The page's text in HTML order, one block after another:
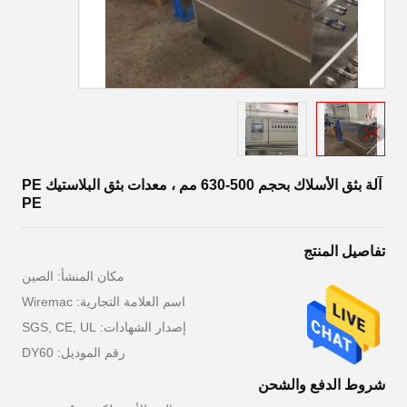
آلة بثق الأسلاك بحجم 500-630 مم ، معدات بثق البلاستيك PE
PE
تفاصيل المنتج
مكان المنشأ: الصين
اسم العلامة التجارية: Wiremac
إصدار الشهادات: SGS, CE, UL
رقم الموديل: DY60
شروط الدفع والشحن